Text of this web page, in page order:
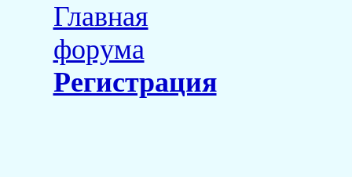
Главная
форума
Регистрация